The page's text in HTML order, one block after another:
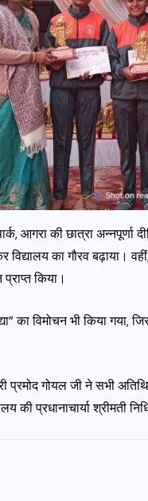
आगरा की छात्रा अन्नपूर्णा
का गौरव बढ़ाया। वहीं,
किया।
का विमोचन भी किया गया,
प्रमोद गोयल जी ने सभी
की प्रधानाचार्या श्रीमती